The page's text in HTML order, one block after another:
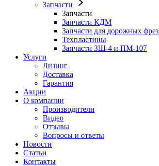
Запчасти
Запчасти
Запчасти КДМ
Запчасти для дорожных фрез
Техпластины
Запчасти ЗШ-4 и ПМ-107
Услуги
Лизинг
Доставка
Гарантия
Акции
О компании
Производители
Видео
Отзывы
Вопросы и ответы
Новости
Статьи
Контакты